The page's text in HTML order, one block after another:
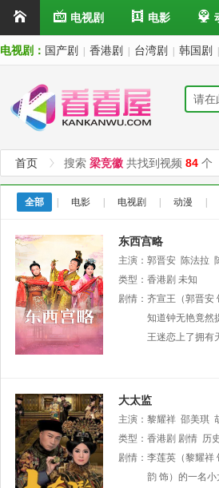
电视剧 电影
电视剧： 国产剧 香港剧 台湾剧 韩国剧
首页 搜索 梁竞徽 共找到视频 84 个
全部 电影 电视剧 动漫
东西宫略
主演： 郭晋安 陈法拉
类型： 香港剧 未知
剧情： 齐宣王（郭晋安
知道钟无艳竟然
王迷恋上了拥有
大太监
主演： 黎耀祥 邵美琪
类型： 香港剧 剧情 历史
剧情： 李莲英（黎耀祥
韵 饰）的一名